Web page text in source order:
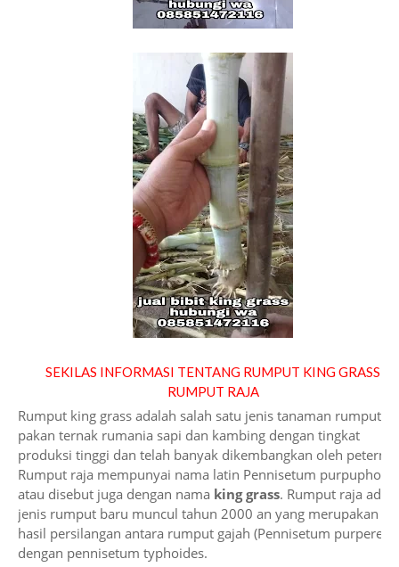
SEKILAS INFORMASI TENTANG RUMPUT KING GRASS
RUMPUT RAJA
Rumput king grass adalah salah satu jenis tanaman rumput
pakan ternak rumania sapi dan kambing dengan tingkat
produksi tinggi dan telah banyak dikembangkan oleh
Rumput raja mempunyai nama latin Pennisetum
atau disebut juga dengan nama king grass. Rumput raja
jenis rumput baru muncul tahun 2000 an yang merupakan
hasil persilangan antara rumput gajah (Pennisetum
dengan pennisetum typhoides.